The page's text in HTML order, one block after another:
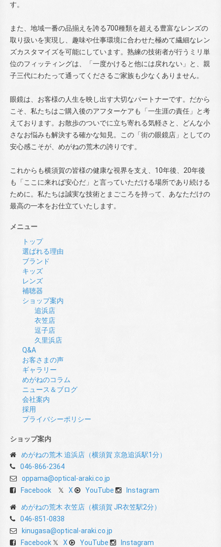
す。
また、地域一番の品揃えを誇る700種類を超える豊富なレンズの
取り扱いを実現し、趣味や仕事環境に合わせた極めて繊細なレン
ズカスタマイズを可能にしています。熟練の技術者が行うミリ単
位のフィッティングは、「一度かけると他には戻れない」と、親
子三代にわたって通ってくださるご家族も少なくありません。
眼鏡は、お客様の人生を映し出す大切なパートナーです。だから
こそ、私たちはご購入後のアフターケアも「一生涯の責任」と考
えております。お散歩のついでに立ち寄れる気軽さと、どんな小
さなお悩みも解決する確かな知見。この「街の眼鏡店」としての
安心感こそが、めがねの荒木の誇りです。
これからも横須賀の皆様の健康な視界を支え、10年後、20年後
も「ここに来れば安心だ」と言っていただける場所であり続ける
ために。私たちは誠実な技術とまごころを持って、あなただけの
最高の一本をお仕立ていたします。
メニュー
トップ
選ばれる理由
ブランド
キッズ
レンズ
補聴器
ショップ案内
追浜店
衣笠店
逗子店
久里浜店
Q&A
お客さまの声
ギャラリー
めがねのコラム
ニュース＆ブログ
会社案内
採用
プライバシーポリシー
ショップ案内
めがねの荒木 追浜店（横須賀 京急追浜駅1分）
046-866-2364
oppama@optical-araki.co.jp
Facebook
X YouTube Instagram
めがねの荒木 衣笠店（横須賀 JR衣笠駅2分）
046-851-0838
kinugasa@optical-araki.co.jp
Facebook
X YouTube Instagram